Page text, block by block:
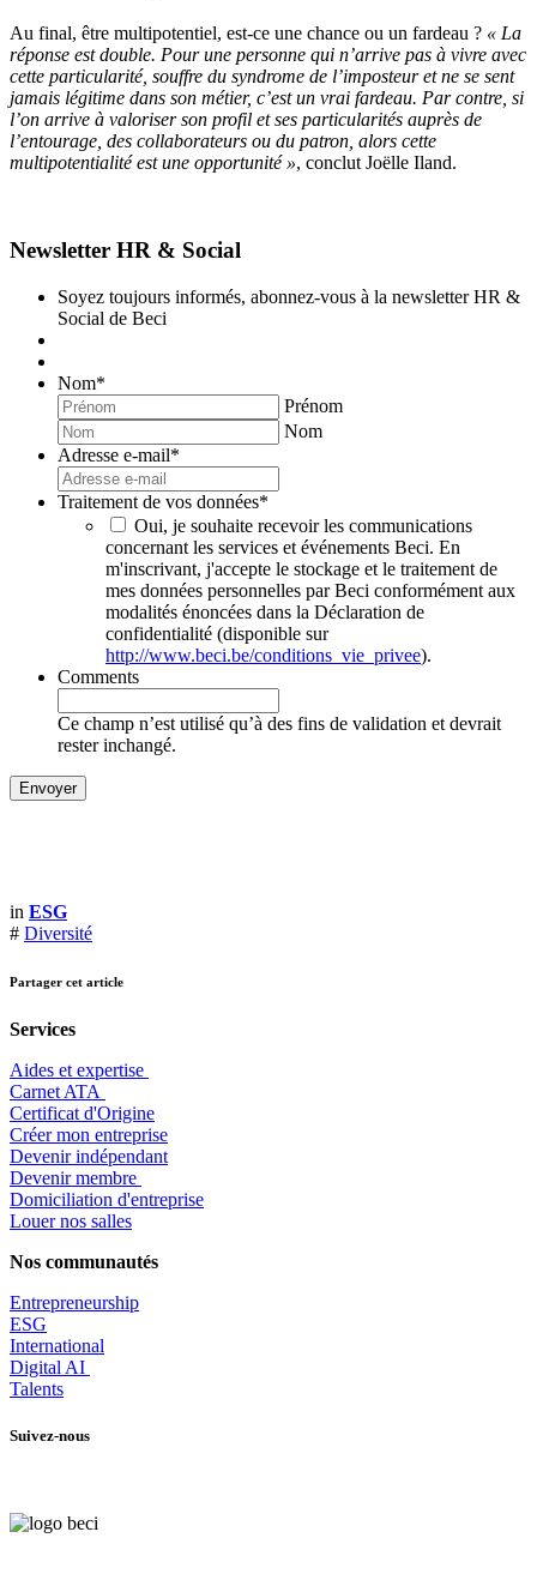
Au final, être multipotentiel, est-ce une chance ou un fardeau ? « La
réponse est double. Pour une personne qui n’arrive pas à vivre avec
cette particularité, souffre du syndrome de l’imposteur et ne se sent
jamais légitime dans son métier, c’est un vrai fardeau. Par contre, si
l’on arrive à valoriser son profil et ses particularités auprès de
l’entourage, des collaborateurs ou du patron, alors cette
multipotentialité est une opportunité », conclut Joëlle Iland.
Newsletter HR & Social
Soyez toujours informés, abonnez-vous à la newsletter HR &
Social de Beci
Nom*
Prénom
Nom
Adresse e-mail*
Traitement de vos données*
Oui, je souhaite recevoir les communications
concernant les services et événements Beci. En
m'inscrivant, j'accepte le stockage et le traitement de
mes données personnelles par Beci conformément aux
modalités énoncées dans la Déclaration de
confidentialité (disponible sur
http://www.beci.be/conditions_vie_privee).
Comments
Ce champ n’est utilisé qu’à des fins de validation et devrait
rester inchangé.
in ESG
# Diversité
Partager cet article
Services
Aides et expertise
​Carnet ATA
Certificat d'Origine
Créer mon entreprise
Devenir indépendant
Devenir membre
​Domiciliation d'entreprise
Louer nos salles
Nos communautés
Entrepreneurship
ESG
International
Digital AI
Talents
Suivez-nous